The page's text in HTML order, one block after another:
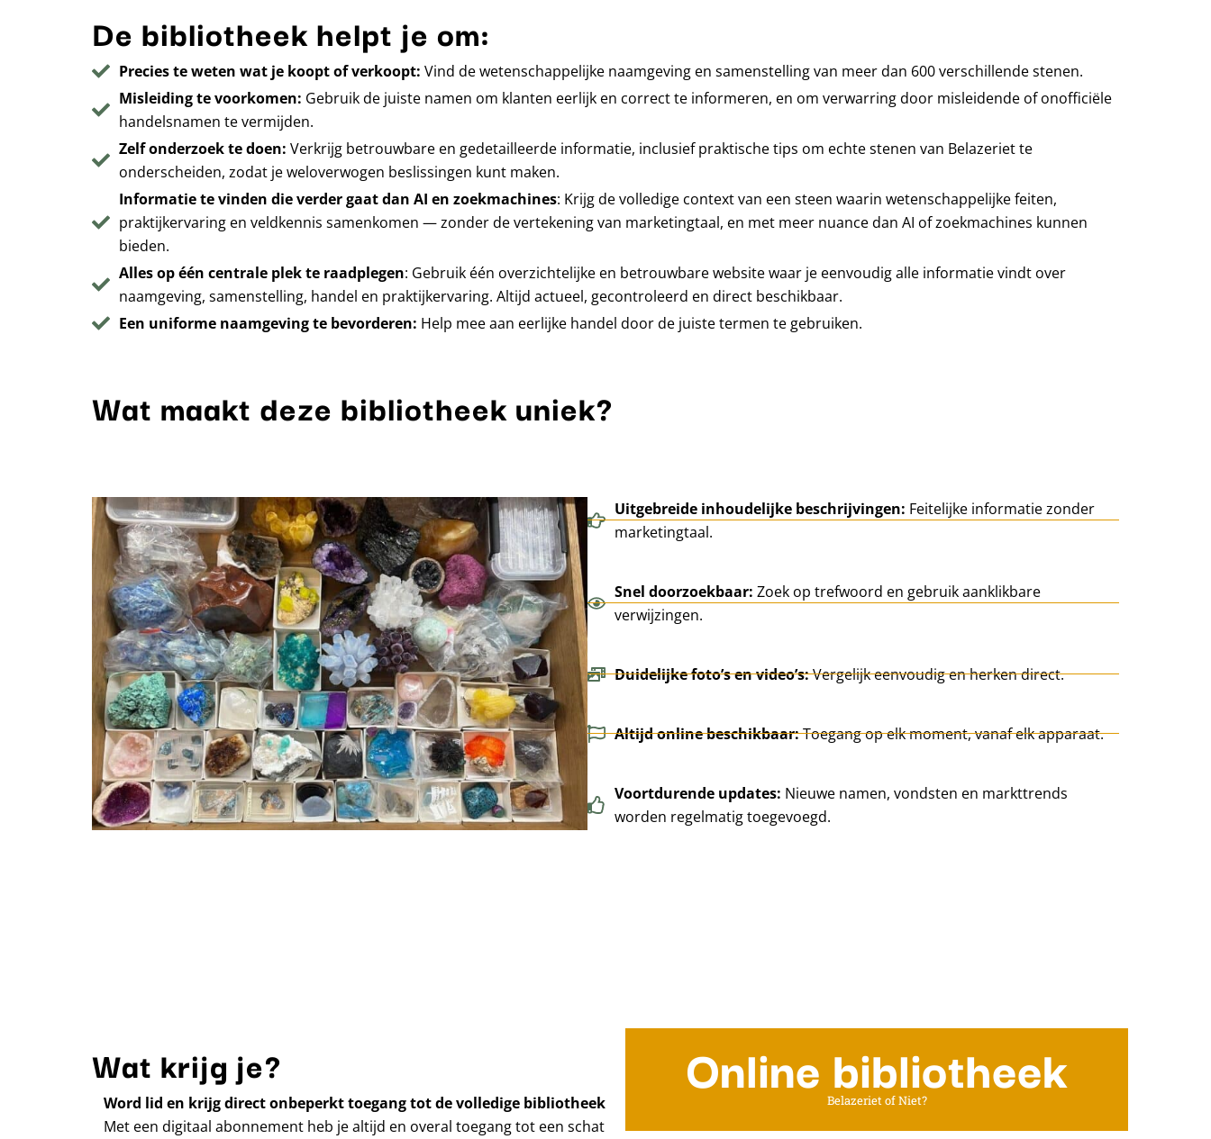
De bibliotheek helpt je om:
Precies te weten wat je koopt of verkoopt: Vind de wetenschappelijke naamgeving en samenstelling van meer dan 600 verschillende stenen.
Misleiding te voorkomen: Gebruik de juiste namen om klanten eerlijk en correct te informeren, en om verwarring door misleidende of onofficiële
handelsnamen te vermijden.
Zelf onderzoek te doen: Verkrijg betrouwbare en gedetailleerde informatie, inclusief praktische tips om echte stenen van Belazeriet te
onderscheiden, zodat je weloverwogen beslissingen kunt maken.
Informatie te vinden die verder gaat dan AI en zoekmachines: Krijg de volledige context van een steen waarin wetenschappelijke feiten,
praktijkervaring en veldkennis samenkomen — zonder de vertekening van marketingtaal, en met meer nuance dan AI of zoekmachines kunnen
bieden.
Alles op één centrale plek te raadplegen: Gebruik één overzichtelijke en betrouwbare website waar je eenvoudig alle informatie vindt over
naamgeving, samenstelling, handel en praktijkervaring. Altijd actueel, gecontroleerd en direct beschikbaar.
Een uniforme naamgeving te bevorderen: Help mee aan eerlijke handel door de juiste termen te gebruiken.
Wat maakt deze bibliotheek uniek?
Uitgebreide inhoudelijke beschrijvingen: Feitelijke informatie zonder
marketingtaal.
Snel doorzoekbaar: Zoek op trefwoord en gebruik aanklikbare
verwijzingen.
Duidelijke foto’s en video’s:Vergelijk eenvoudig en herken direct.
Altijd online beschikbaar:Toegang op elk moment, vanaf elk apparaat.
Voortdurende updates: Nieuwe namen, vondsten en markttrends
worden regelmatig toegevoegd.
Wat krijg je?
Word lid en krijg direct onbeperkt toegang tot de volledige bibliotheek
Met een digitaal abonnement heb je altijd en overal toegang tot een schat
Online bibliotheek
Belazeriet of Niet?